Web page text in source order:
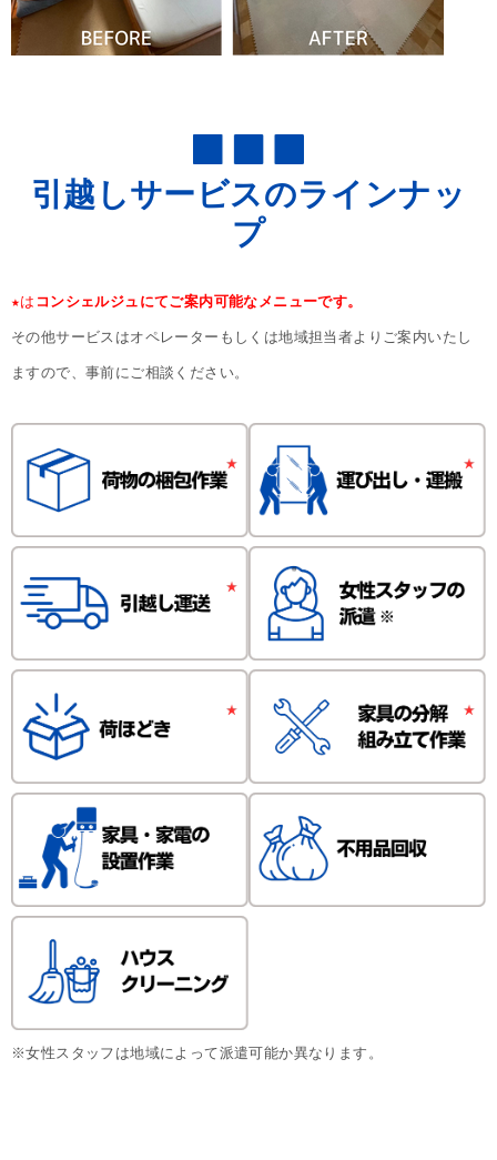
引越しサービスのラインナッ
プ
★は コンシェルジュにてご案内可能なメニューです。
その他サービスはオペレーターもしくは地域担当者よりご案内いたし
ますので、事前にご相談ください。
※女性スタッフは地域によって派遣可能か異なります。